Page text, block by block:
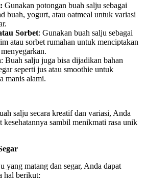
: Gunakan potongan buah salju sebagai
buah, yogurt, atau oatmeal untuk variasi
Sorbet: Gunakan buah salju sebagai
atau sorbet rumahan untuk menciptakan
: Buah salju juga bisa dijadikan bahan
seperti jus atau smoothie untuk
manis alami.
salju secara kreatif dan variasi, Anda
kesehatannya sambil menikmati rasa unik
yang matang dan segar, Anda dapat
hal berikut: